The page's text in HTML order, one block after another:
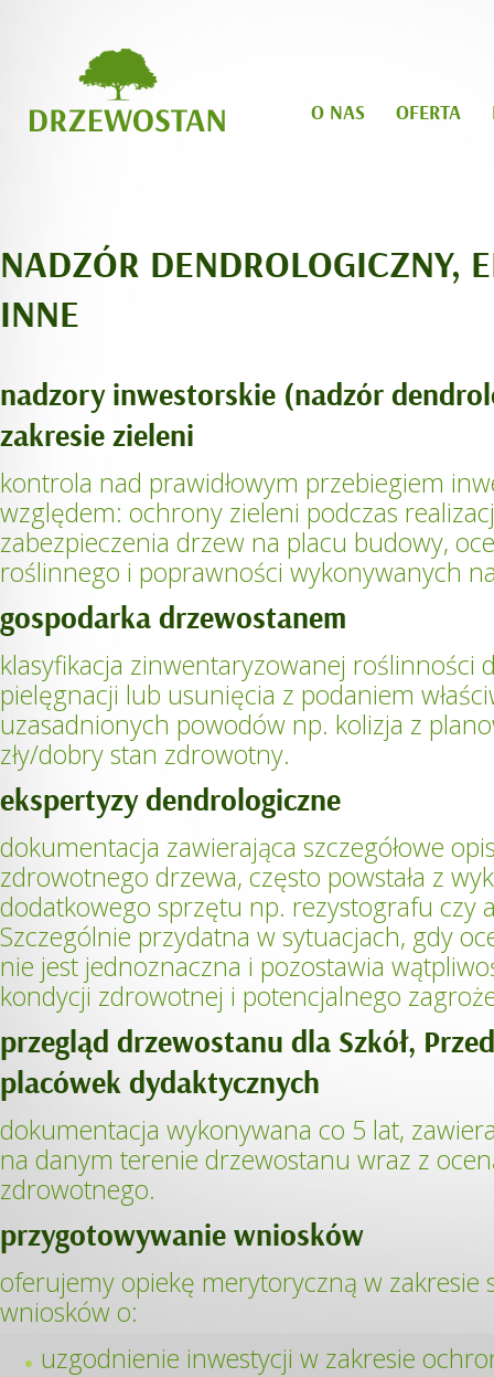
O NAS OFERTA
NADZÓR DENDROLOGICZNY,
INNE
nadzory inwestorskie (nadzór
zakresie zieleni
kontrola nad prawidłowym przebiegiem
względem: ochrony zieleni podczas
zabezpieczenia drzew na placu budowy,
roślinnego i poprawności wykonywanych
gospodarka drzewostanem
klasyfikacja zinwentaryzowanej roślinności
pielęgnacji lub usunięcia z podaniem
uzasadnionych powodów np. kolizja z
zły/dobry stan zdrowotny.
ekspertyzy dendrologiczne
dokumentacja zawierająca szczegółowe
zdrowotnego drzewa, często powstała z
dodatkowego sprzętu np. rezystografu czy
Szczególnie przydatna w sytuacjach, gdy
nie jest jednoznaczna i pozostawia
kondycji zdrowotnej i potencjalnego
przegląd drzewostanu dla Szkół,
placówek dydaktycznych
dokumentacja wykonywana co 5 lat,
na danym terenie drzewostanu wraz z
zdrowotnego.
przygotowywanie wniosków
oferujemy opiekę merytoryczną w zakresie
wniosków o:
uzgodnienie inwestycji w zakresie